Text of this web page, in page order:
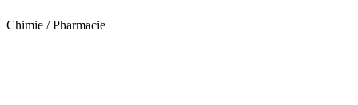
Chimie / Pharmacie